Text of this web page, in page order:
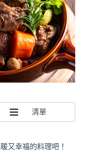
又幸福的料理吧！